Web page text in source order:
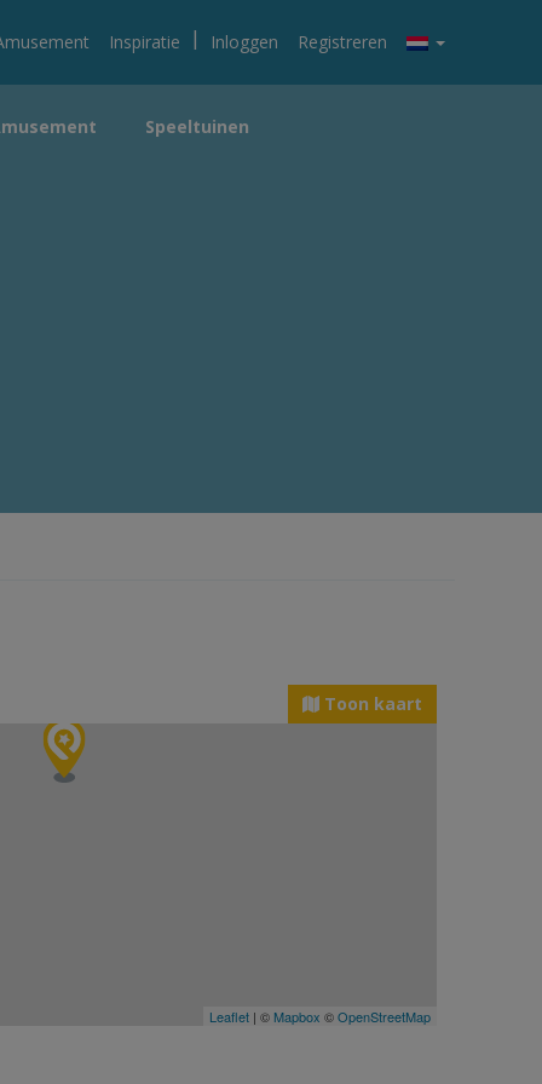
Inspiratie | Inloggen Registreren
Speeltuinen
Toon kaart
Leaflet | © Mapbox ©OpenStreetMap